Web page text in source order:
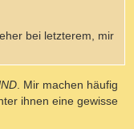
bei letzterem, mir
. Mir machen häufig
ihnen eine gewisse